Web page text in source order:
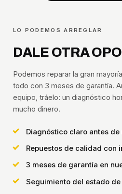
LO PODEMOS ARREGLAR
DALE OTRA
Podemos reparar la gran
todo con 3 meses de garantía.
equipo, tráelo: un diagnóstico
mucho dinero.
Diagnóstico claro antes de
Repuestos de calidad con
3 meses de garantía en
Seguimiento del estado